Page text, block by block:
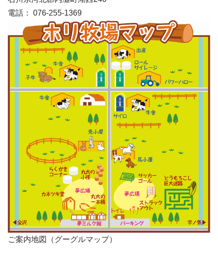
電話： 076-255-1369
ご案内地図（グーグルマップ）